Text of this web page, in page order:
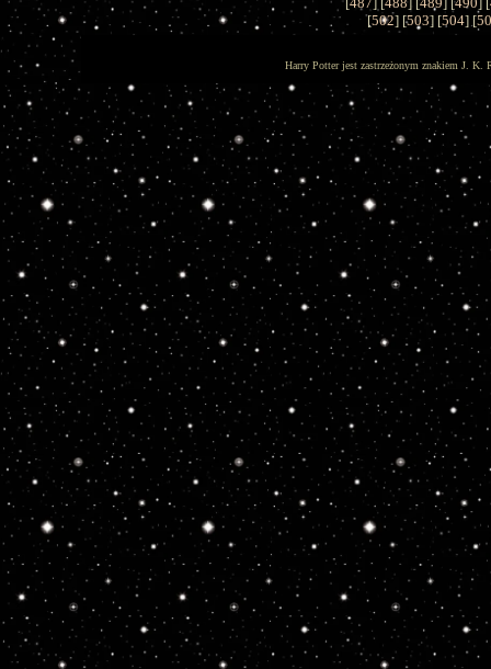
[502] [503] [504] [
Harry Potter jest zastrzeżonym znakiem J. K.